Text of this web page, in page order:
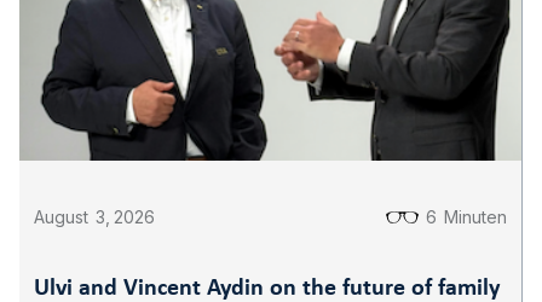
August 3 2026 6 Minuten
Ulvi and Vincent Aydin on the future of family